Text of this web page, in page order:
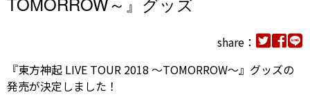
share：
『東方神起 LIVE TOUR 2018 ～TOMORROW～』グッズの
発売が決定しました！